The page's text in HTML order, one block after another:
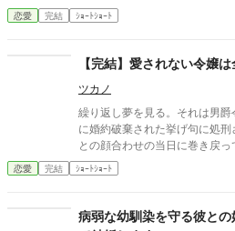
く自分が何を失ったのかを思い知ること
ー。
恋愛 完結 ｼｮｰﾄｼｮｰﾄ
【完結】愛されない令嬢
ツカノ
繰り返し夢を見る。それは男
に婚約破棄された挙げ句に処
との顔合わせの当日に巻き戻
った時、いつもとは違う展開
恋愛 完結 ｼｮｰﾄｼｮｰﾄ
病弱な幼馴染を守る彼と